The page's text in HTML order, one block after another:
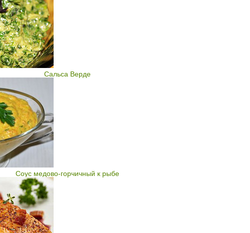
Сальса Верде
Соус медово-горчичный к рыбе